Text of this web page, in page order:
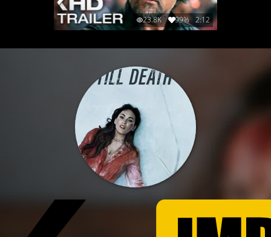
23.8K 99% 2:12